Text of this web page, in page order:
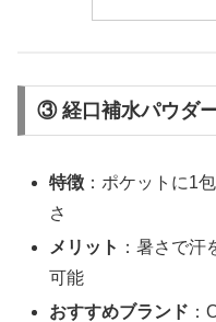
③ 経口補水パウダ
特徴 ：ポケットに1
さ
メリット ：暑さで
可能
おすすめブランド